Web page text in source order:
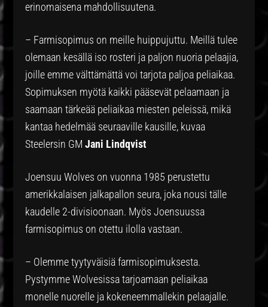
erinomaisena mahdollisuutena.
– Farmisopimus on meille huippujuttu. Meillä tulee
olemaan kesällä iso rosteri ja paljon nuoria pelaajia,
joille emme välttämättä voi tarjota paljoa peliaikaa.
Sopimuksen myötä kaikki pääsevät pelaamaan ja
saamaan tärkeää peliaikaa miesten peleissä, mikä
kantaa hedelmää seuraaville kausille, kuvaa
Steelersin GMJani Lindqvist
Joensuu Wolves on vuonna 1985 perustettu
amerikkalaisen jalkapallon seura, joka nousi tälle
kaudelle 2-divisioonaan. Myös Joensuussa
farmisopimus on otettu ilolla vastaan.
– Olemme tyytyväisiä farmisopimuksesta.
Pystymme Wolvesissa tarjoamaan peliaikaa
monelle nuorelle ja kokeneemmallekin pelaajalle.